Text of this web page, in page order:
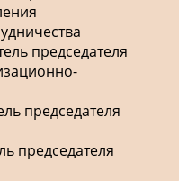
председателя
председателя
председателя